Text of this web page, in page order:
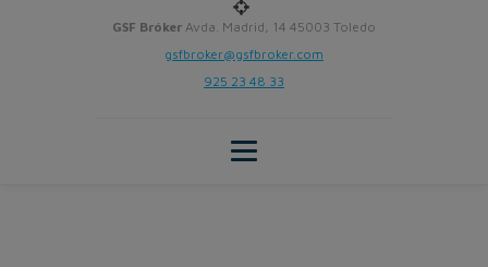
GSF Bróker Avda. Madrid, 14 45003 Toledo
gsfbroker@gsfbroker.com
925 23 48 33